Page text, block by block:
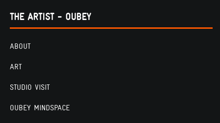
THE ARTIST - OUBEY
ABOUT
ART
STUDIO VISIT
OUBEY MINDSPACE